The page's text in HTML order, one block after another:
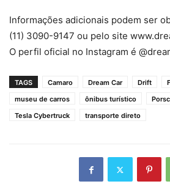
Informações adicionais podem ser
(11) 3090-9147 ou pelo site
O perfil oficial no Instagram é
TAGS Camaro Dream Car Drift
museu de carros
ônibus turístico
Tesla Cybertruck
transporte direto